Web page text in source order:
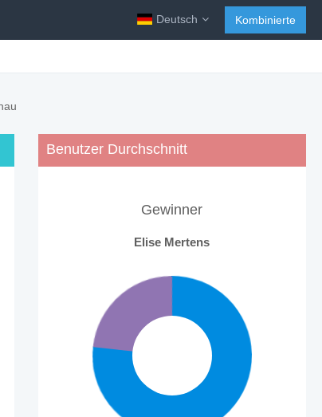
Deutsch Kombinierte
Benutzer Durchschnitt
Gewinner
Elise Mertens